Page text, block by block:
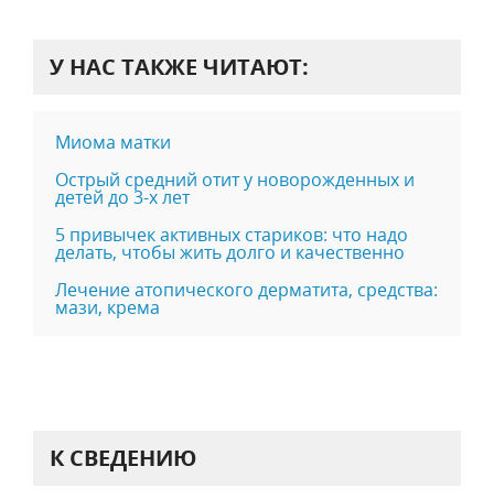
У НАС ТАКЖЕ ЧИТАЮТ:
Миома матки
Острый средний отит у новорожденных и
детей до 3-х лет
5 привычек активных стариков: что надо
делать, чтобы жить долго и качественно
Лечение атопического дерматита, средства:
мази, крема
К СВЕДЕНИЮ